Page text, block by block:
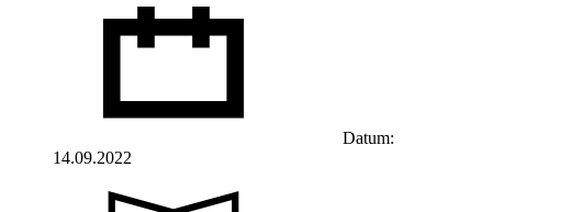
Datum:
14.09.2022